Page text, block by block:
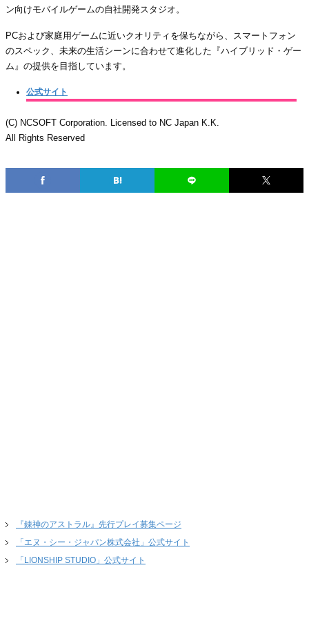
ン向けモバイルゲームの自社開発スタジオ。
PCおよび家庭用ゲームに近いクオリティを保ちながら、スマートフォン
のスペック、未来の生活シーンに合わせて進化した『ハイブリッド・ゲー
ム』の提供を目指しています。
公式サイト
(C) NCSOFT Corporation. Licensed to NC Japan K.K.
All Rights Reserved
『錬神のアストラル』先行プレイ募集ページ
「エヌ・シー・ジャパン株式会社」公式サイト
「LIONSHIP STUDIO」公式サイト